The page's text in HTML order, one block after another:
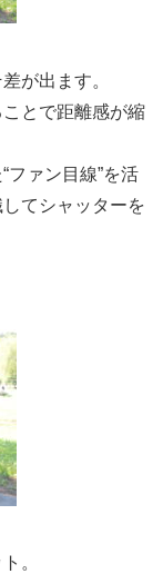
が出ます。
とで距離感が縮
ファン目線”を活
てシャッターを
。